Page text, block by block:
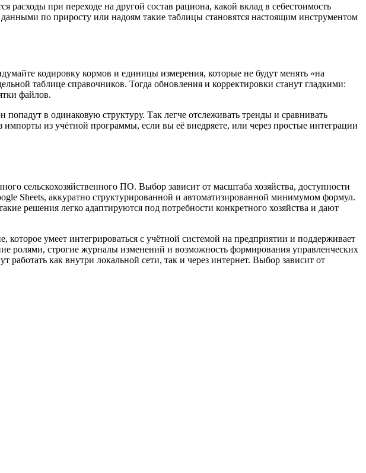
расходы при переходе на другой состав рациона, какой вклад в себестоимость
по приросту или надоям такие таблицы становятся настоящим инструментом
кодировку кормов и единицы измерения, которые не будут менять «на
таблице справочников. Тогда обновления и корректировки станут гладкими:
файлов.
в одинаковую структуру. Так легче отслеживать тренды и сравнивать
из учётной программы, если вы её внедряете, или через простые интеграции
сельскохозяйственного ПО. Выбор зависит от масштаба хозяйства, доступности
Sheets, аккуратно структурированной и автоматизированной минимумом формул.
решения легко адаптируются под потребности конкретного хозяйства и дают
которое умеет интегрироваться с учётной системой на предприятии и поддерживает
ролями, строгие журналы изменений и возможность формирования управленческих
как внутри локальной сети, так и через интернет. Выбор зависит от